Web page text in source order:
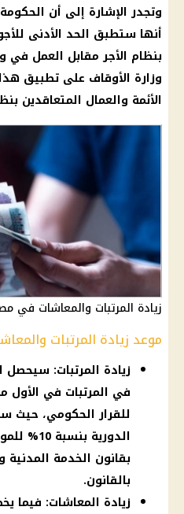
وتجدر الإشارة إلى أن
أنها ستطبق الحد الأدنى
بنظام الأجر مقابل العمل في
وزارة الأوقاف على تطبيق
الأئمة والعمال المتعاقدين
زيادة المرتبات والمعاشات في
موعد زيادة المرتبات
زيادة المرتبات:
للقرار الحكومي، حيث
الدورية
بالقانون.
زيادة المعاشات: فيما